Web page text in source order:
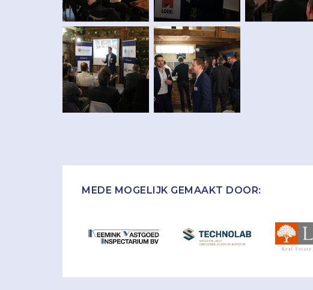
MEDE MOGELIJK GEMAAKT DOOR: